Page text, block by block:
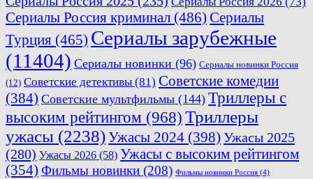
Сериалы Россия криминал (486) Сериалы
Турция (465) Сериалы зарубежные
(11404) Сериалы новинки (96) Сериалы новинки Россия
(12) Советские детективы (81) Советские комедии
(384) Советские мультфильмы (144) Триллеры с
высоким рейтингом (968) Триллеры
ужасы (2238)Ужасы 2024 (398) Ужасы 2025
(280) Ужасы 2026 (58) Ужасы с высоким рейтингом
(354) Фильмы новинки (208) Фильмы новинки Россия (4)